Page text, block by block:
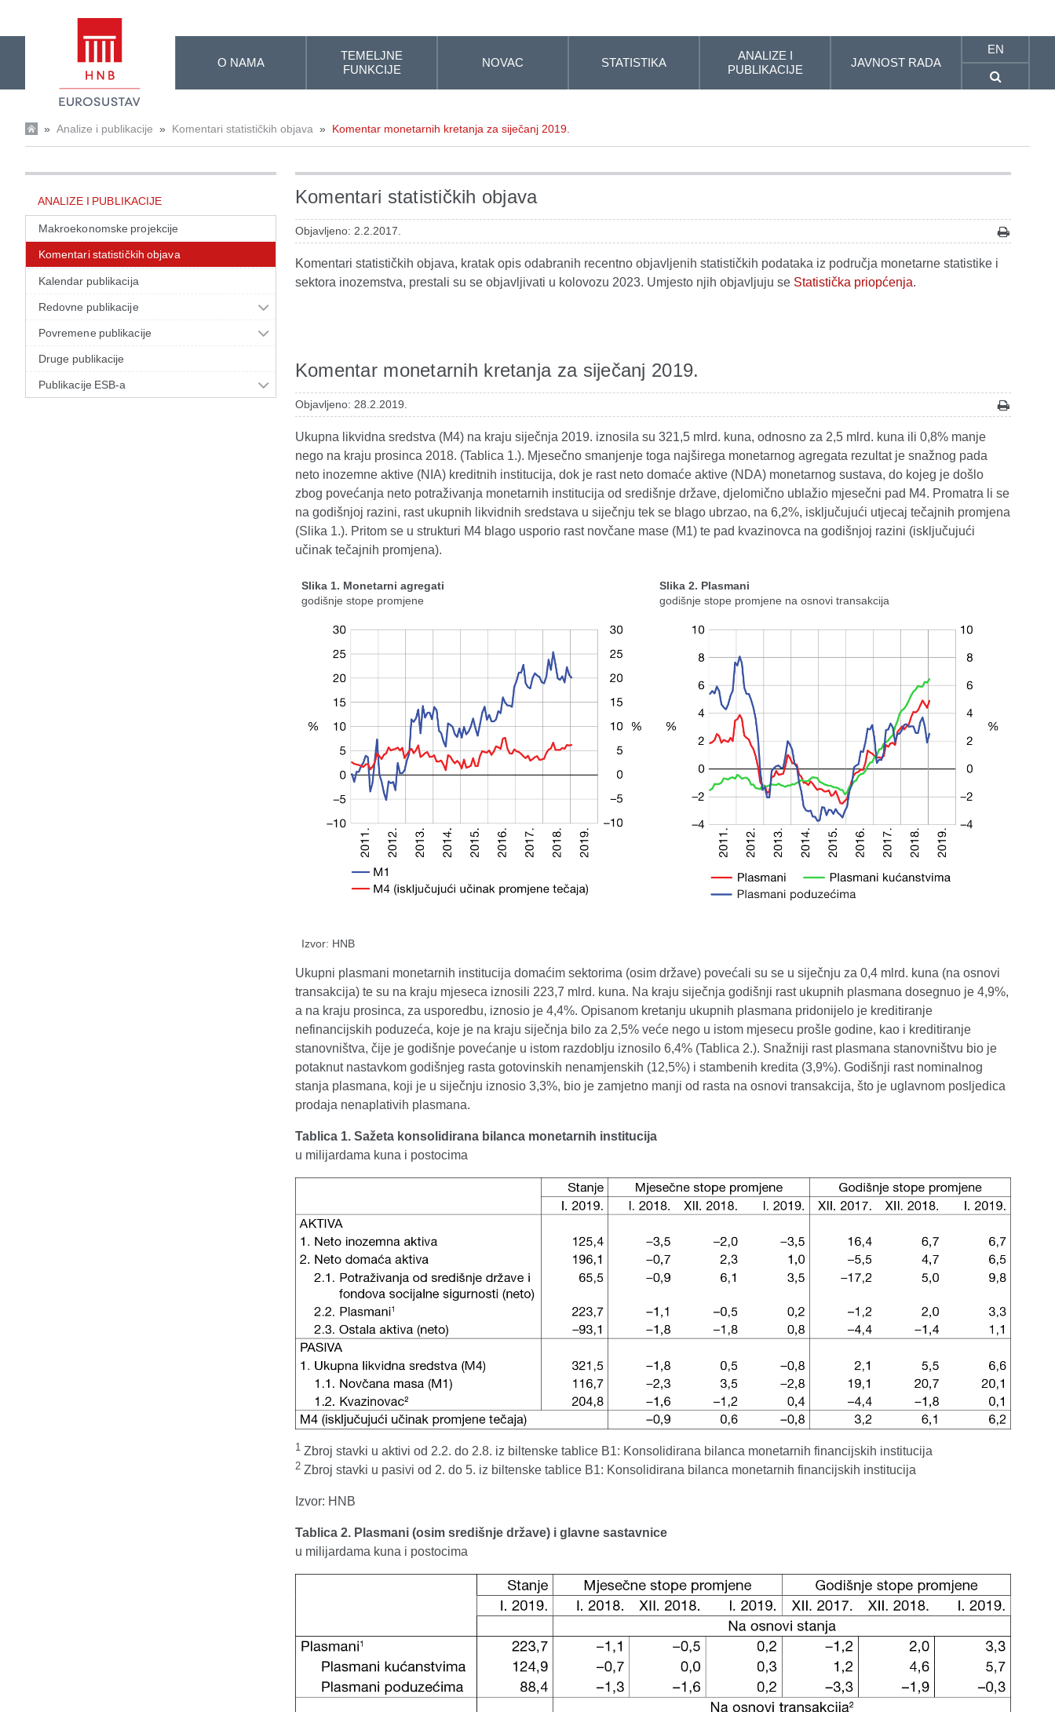
O NAMA
TEMELJNE
FUNKCIJE
NOVAC STATISTIKA
ANALIZE I
PUBLIKACIJE
JAVNOST RADA
EN
» Analize i publikacije » Komentari statističkih objava » Komentar monetarnih kretanja za siječanj 2019.
ANALIZE I PUBLIKACIJE
Makroekonomske projekcije
Komentari statističkih objava
Kalendar publikacija
Redovne publikacije
Povremene publikacije
Druge publikacije
Publikacije ESB-a
Komentari statističkih objava
Objavljeno: 2.2.2017.
Komentari statističkih objava, kratak opis odabranih recentno objavljenih statističkih podataka iz područja monetarne statistike i
sektora inozemstva, prestali su se objavljivati u kolovozu 2023. Umjesto njih objavljuju se Statistička priopćenja.
Komentar monetarnih kretanja za siječanj 2019.
Objavljeno: 28.2.2019.
Ukupna likvidna sredstva (M4) na kraju siječnja 2019. iznosila su 321,5 mlrd. kuna, odnosno za 2,5 mlrd. kuna ili 0,8% manje
nego na kraju prosinca 2018. (Tablica 1.). Mjesečno smanjenje toga najširega monetarnog agregata rezultat je snažnog pada
neto inozemne aktive (NIA) kreditnih institucija, dok je rast neto domaće aktive (NDA) monetarnog sustava, do kojeg je došlo
zbog povećanja neto potraživanja monetarnih institucija od središnje države, djelomično ublažio mjesečni pad M4. Promatra li se
na godišnjoj razini, rast ukupnih likvidnih sredstava u siječnju tek se blago ubrzao, na 6,2%, isključujući utjecaj tečajnih promjena
(Slika 1.). Pritom se u strukturi M4 blago usporio rast novčane mase (M1) te pad kvazinovca na godišnjoj razini (isključujući
učinak tečajnih promjena).
Slika 1. Monetarni agregati
godišnje stope promjene
Slika 2. Plasmani
godišnje stope promjene na osnovi transakcija
Izvor: HNB
Ukupni plasmani monetarnih institucija domaćim sektorima (osim države) povećali su se u siječnju za 0,4 mlrd. kuna (na osnovi
transakcija) te su na kraju mjeseca iznosili 223,7 mlrd. kuna. Na kraju siječnja godišnji rast ukupnih plasmana dosegnuo je 4,9%,
a na kraju prosinca, za usporedbu, iznosio je 4,4%. Opisanom kretanju ukupnih plasmana pridonijelo je kreditiranje
nefinancijskih poduzeća, koje je na kraju siječnja bilo za 2,5% veće nego u istom mjesecu prošle godine, kao i kreditiranje
stanovništva, čije je godišnje povećanje u istom razdoblju iznosilo 6,4% (Tablica 2.). Snažniji rast plasmana stanovništvu bio je
potaknut nastavkom godišnjeg rasta gotovinskih nenamjenskih (12,5%) i stambenih kredita (3,9%). Godišnji rast nominalnog
stanja plasmana, koji je u siječnju iznosio 3,3%, bio je zamjetno manji od rasta na osnovi transakcija, što je uglavnom posljedica
prodaja nenaplativih plasmana.
Tablica 1. Sažeta konsolidirana bilanca monetarnih institucija
u milijardama kuna i postocima
1 Zbroj stavki u aktivi od 2.2. do 2.8. iz biltenske tablice B1: Konsolidirana bilanca monetarnih financijskih institucija
2 Zbroj stavki u pasivi od 2. do 5. iz biltenske tablice B1: Konsolidirana bilanca monetarnih financijskih institucija
Izvor: HNB
Tablica 2. Plasmani (osim središnje države) i glavne sastavnice
u milijardama kuna i postocima